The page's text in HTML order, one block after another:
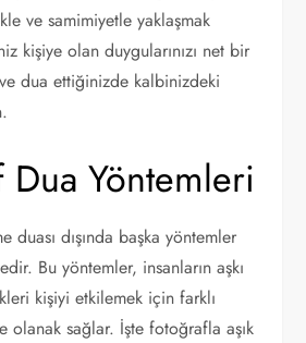
ve samimiyetle yaklaşmak
kişiye olan duygularınızı net bir
dua ettiğinizde kalbinizdeki
Yöntemleri
duası dışında başka yöntemler
Bu yöntemler, insanların aşkı
kişiyi etkilemek için farklı
olanak sağlar. İşte fotoğrafla aşık